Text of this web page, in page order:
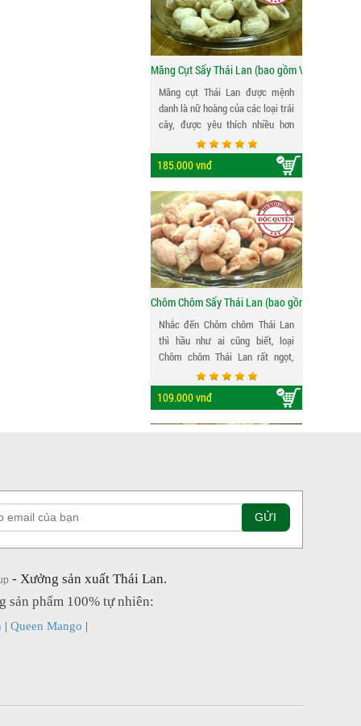
thực phẩm nhằm tạo ra những
sản phẩm tự nhiên 100% để phục
vụ tốt nhất cho quý khách hàng. *
Ghi chú: Khu vực trồng sầu riêng
Monthong tại Thái Lan
Măng Cụt Sấy Thái Lan (bao gồm VAT)
Măng cụt Thái Lan được mệnh
danh là nữ hoàng của các loại trái
cây, được yêu thích nhiều hơn
chôm chôm bởi vị ngọt thanh dễ
chịu, ở một số vùng thì măng cụt
lại có vị chua nhẹ ăn mãi không
chán. Do đó, măng cụt sấy là sản
phẩm được rất nhiều tiêu dùng
ưa chuộng vì có thể bảo quản và
dùng được quanh năm...
185.000 vnđ
Chôm Chôm Sấy Thái Lan (bao gồm VAT)
Nhắc đến Chôm chôm Thái Lan
thì hầu như ai cũng biết, loại
Chôm chôm Thái Lan rất ngọt,
cơm dày và dễ bóc hột bên trong.
Chôm chôm Thái chín đỏ trông
rất hấp dẫn, mùa chôm chôm ở
Thái Lan rơi vào tháng 5 đến
109.000 vnđ
Nhãn Nhân Sầu Riêng Sấy Thái Lan (bao gồm
- Xưởng sản xuất Thái Lan.
sản phẩm 100% tự nhiên:
| Queen Mango |